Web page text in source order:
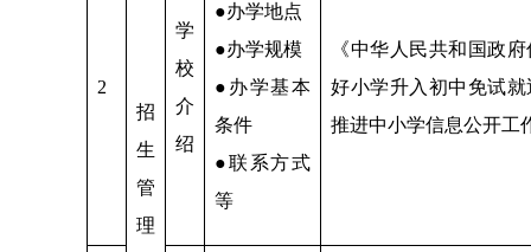
2
招
生
管
理
学
校
介
绍
●办学地点
●办学规模
●办学基本
条件
●联系方式
等
《中华人民共和国政
好小学升入初中免试
推进中小学信息公开工